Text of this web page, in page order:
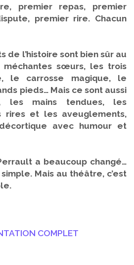
premier repas, premier
premier rire. Chacun
de l’histoire sont bien sûr au
méchantes sœurs, les trois
le carrosse magique, le
pieds… Mais ce sont aussi
les mains tendues, les
rires et les aveuglements,
avec humour et
a beaucoup changé…
simple. Mais au théâtre, c’est
COMPLET